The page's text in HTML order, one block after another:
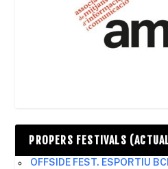
PROPERS FESTIVALS
OFFSIDE FEST. ESPORTIU